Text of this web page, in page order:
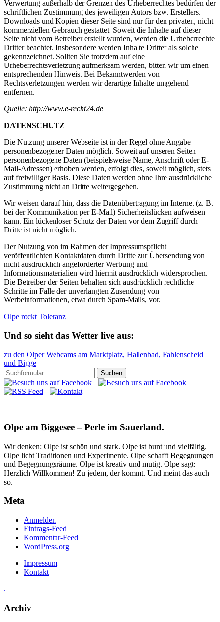
Verwertung außerhalb der Grenzen des Urheberrechtes bedürfen der
schriftlichen Zustimmung des jeweiligen Autors bzw. Erstellers.
Downloads und Kopien dieser Seite sind nur für den privaten, nicht
kommerziellen Gebrauch gestattet. Soweit die Inhalte auf dieser
Seite nicht vom Betreiber erstellt wurden, werden die Urheberrechte
Dritter beachtet. Insbesondere werden Inhalte Dritter als solche
gekennzeichnet. Sollten Sie trotzdem auf eine
Urheberrechtsverletzung aufmerksam werden, bitten wir um einen
entsprechenden Hinweis. Bei Bekanntwerden von
Rechtsverletzungen werden wir derartige Inhalte umgehend
entfernen.
Quelle: http://www.e-recht24.de
DATENSCHUTZ
Die Nutzung unserer Webseite ist in der Regel ohne Angabe
personenbezogener Daten möglich. Soweit auf unseren Seiten
personenbezogene Daten (beispielsweise Name, Anschrift oder E-
Mail-Adressen) erhoben werden, erfolgt dies, soweit möglich, stets
auf freiwilliger Basis. Diese Daten werden ohne Ihre ausdrückliche
Zustimmung nicht an Dritte weitergegeben.
Wir weisen darauf hin, dass die Datenübertragung im Internet (z. B.
bei der Kommunikation per E-Mail) Sicherheitslücken aufweisen
kann. Ein lückenloser Schutz der Daten vor dem Zugriff durch
Dritte ist nicht möglich.
Der Nutzung von im Rahmen der Impressumspflicht
veröffentlichten Kontaktdaten durch Dritte zur Übersendung von
nicht ausdrücklich angeforderter Werbung und
Informationsmaterialien wird hiermit ausdrücklich widersprochen.
Die Betreiber der Seiten behalten sich ausdrücklich rechtliche
Schritte im Falle der unverlangten Zusendung von
Werbeinformationen, etwa durch Spam-Mails, vor.
Olpe rockt Toleranz
Und so sieht das Wetter live aus:
zu den Olper Webcams am Marktplatz, Hallenbad, Fahlenscheid
und Bigge
Olpe am Biggesee – Perle im Sauerland.
Wir denken: Olpe ist schön und stark. Olpe ist bunt und vielfältig.
Olpe liebt Traditionen und Experimente. Olpe schafft Begegnungen
und Begegnungsräume. Olpe ist kreativ und mutig. Olpe sagt:
Herzlich Willkommen! Zu jedem, der kommt. Und meint das auch
so.
Meta
Anmelden
Eintrags-Feed
Kommentar-Feed
WordPress.org
Impressum
Kontakt
.
Archiv